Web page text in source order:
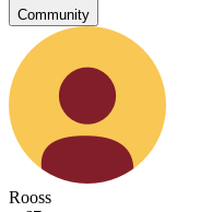
Community
Rooss